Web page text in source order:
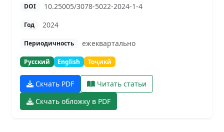
DOI 10.25005/3078-5022-2024-1-4
Год 2024
Периодичность ежеквартально
Русский English Тоҷикӣ
Скчать PDF
Читать статьи
Скчать обложку в PDF